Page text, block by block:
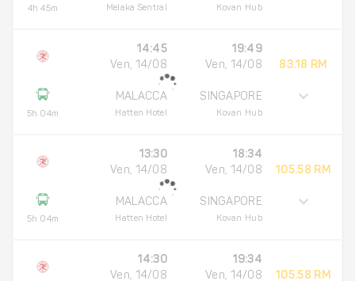
4h 45m Melaka Sentral Kovan Hub
5h 04m
14:45
Ven, 14/08
MALACCA
Hatten Hotel
19:49
Ven, 14/08
SINGAPORE
Kovan Hub
83.18 RM
5h 04m
13:30
Ven, 14/08
MALACCA
Hatten Hotel
18:34
Ven, 14/08
SINGAPORE
Kovan Hub
105.58 RM
14:30
Ven, 14/08
19:34
Ven, 14/08
105.58 RM